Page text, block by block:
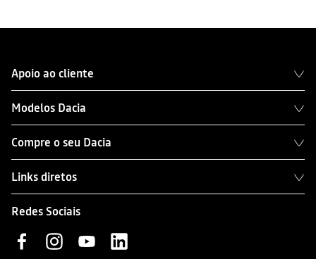
Apoio ao cliente
Modelos Dacia
Compre o seu Dacia
Links diretos
Redes Sociais